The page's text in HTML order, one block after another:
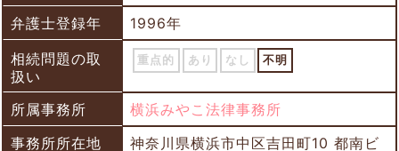
弁護士登録年
1996年
相続問題の取
扱い
重点的 あり なし 不明
所属事務所
横浜みやこ法律事務所
事務所所在地
神奈川県横浜市中区吉田町10 都南ビ